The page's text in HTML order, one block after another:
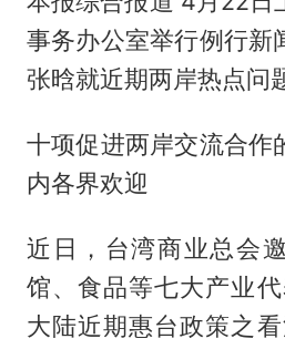
事务办公室举行例行新
张晗就近期两岸热点问
十项促进两岸交流合作
内各界欢迎
近日，台湾商业总会
馆、食品等七大产业
大陆近期惠台政策之